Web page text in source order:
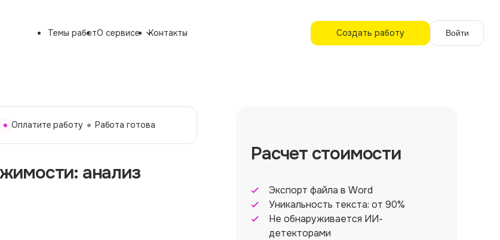
Темы работО сервисе Контакты Создать работу Войти
Оплатите работу Работа готова
анализ
Расчет стоимости
Экспорт файла в Word
Уникальность текста: от 90%
Не обнаруживается ИИ-
детекторами